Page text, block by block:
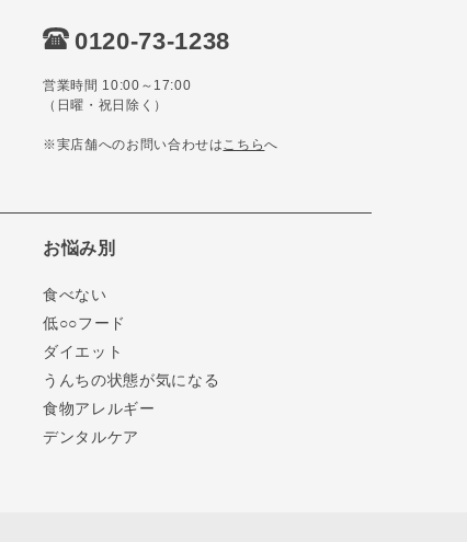
0120-73-1238
営業時間 10:00～17:00
（日曜・祝日除く）
※実店舗へのお問い合わせはこちらへ
お悩み別
食べない
低○○フード
ダイエット
うんちの状態が気になる
食物アレルギー
デンタルケア